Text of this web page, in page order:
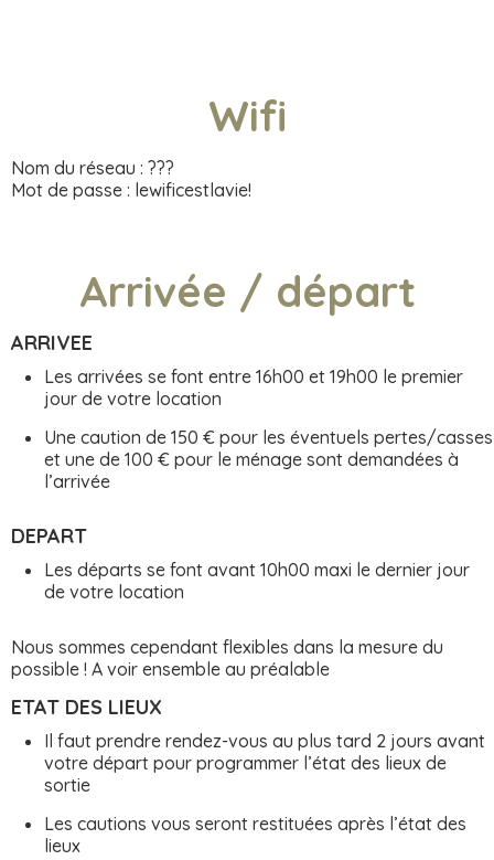
Wifi
Nom du réseau : ???
Mot de passe : lewificestlavie!
Arrivée / départ
ARRIVEE
Les arrivées se font entre 16h00 et 19h00 le premier
jour de votre location
Une caution de 150 € pour les éventuels pertes/casses
et une de 100 € pour le ménage sont demandées à
l’arrivée
DEPART
Les départs se font avant 10h00 maxi le dernier jour
de votre location
Nous sommes cependant flexibles dans la mesure du
possible ! A voir ensemble au préalable
ETAT DES LIEUX
Il faut prendre rendez-vous au plus tard 2 jours avant
votre départ pour programmer l’état des lieux de
sortie
Les cautions vous seront restituées après l’état des
lieux